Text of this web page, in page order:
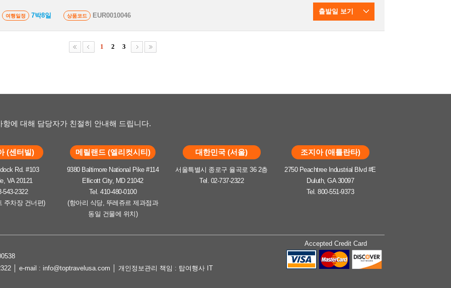
여행일정 7박8일 상품코드 EUR0010046
출발일 보기
1 2 3
항에 대해 담당자가 친절히 안내해 드립니다.
(센터빌)
Rd. #103
VA 20121
543-2322
주차장 건너편)
메릴랜드 (엘리컷시티)
9380 Baltimore National Pike #114
Ellicott City, MD 21042
Tel. 410-480-0100
(항아리 식당, 뚜레쥬르 제과점과
동일 건물에 위치)
대한민국 (서울)
서울특별시 종로구 율곡로 36 2층
Tel. 02-737-2322
조지아 (애틀란타)
2750 Peachtree Industrial Blvd #E
Duluth, GA 30097
Tel. 800-551-9373
Accepted Credit Card
│ e-mail : info@toptravelusa.com │ 개인정보관리 책임 : 탑여행사 IT